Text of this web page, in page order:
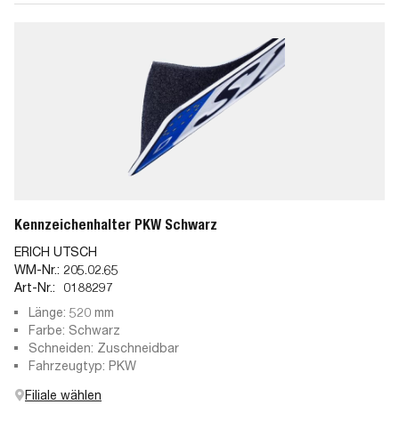
Kennzeichenhalter PKW Schwarz
ERICH UTSCH
WM-Nr.: 205.02.65
Art-Nr.:
0188297
Länge: 520 mm
Farbe: Schwarz
Schneiden: Zuschneidbar
Fahrzeugtyp: PKW
Filiale wählen